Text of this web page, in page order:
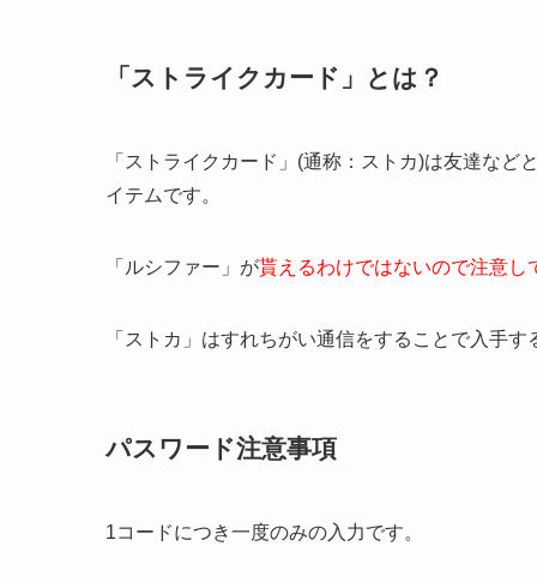
「ストライクカード」とは？
「ストライクカード」(通称：ストカ)は友達な
イテムです。
「ルシファー」が貰えるわけではないので注意し
「ストカ」はすれちがい通信をすることで入手
パスワード注意事項
1コードにつき一度のみの入力です。